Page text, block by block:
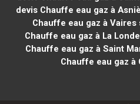
devis Chauffe eau gaz à
Chauffe eau gaz à Vaires
Chauffe eau gaz à La
Chauffe eau gaz à Saint
Chauffe eau gaz à